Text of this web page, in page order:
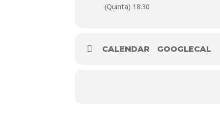
Contactos
(Quinta) 18:30
CALENDAR GOOGLECAL